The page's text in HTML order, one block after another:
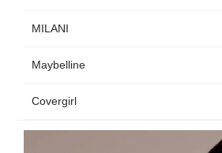
MILANI
Maybelline
Covergirl